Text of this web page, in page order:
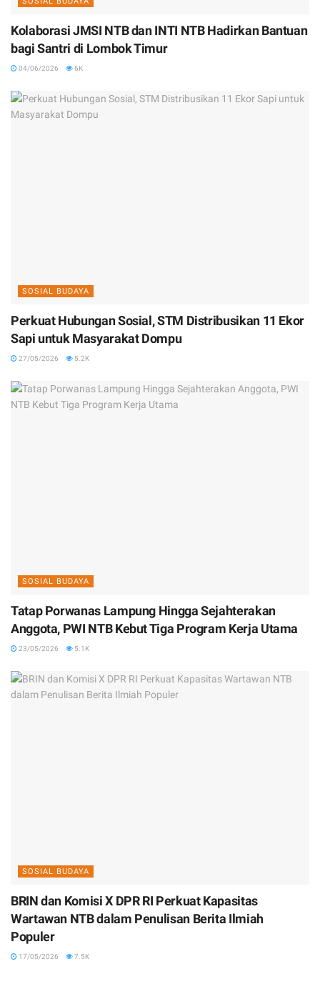
Kolaborasi JMSI NTB dan INTI NTB Hadirkan Bantuan
bagi Santri di Lombok Timur
04/06/2026 6K
SOSIAL BUDAYA
Perkuat Hubungan Sosial, STM Distribusikan 11 Ekor
Sapi untuk Masyarakat Dompu
27/05/2026 5.2K
SOSIAL BUDAYA
Tatap Porwanas Lampung Hingga Sejahterakan
Anggota, PWI NTB Kebut Tiga Program Kerja Utama
23/05/2026 5.1K
SOSIAL BUDAYA
BRIN dan Komisi X DPR RI Perkuat Kapasitas
Wartawan NTB dalam Penulisan Berita Ilmiah
Populer
17/05/2026 7.5K